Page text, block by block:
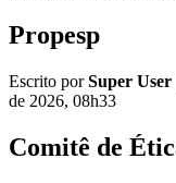
Propesp
Escrito porSuper User
de 2026, 08h33
Comitê de